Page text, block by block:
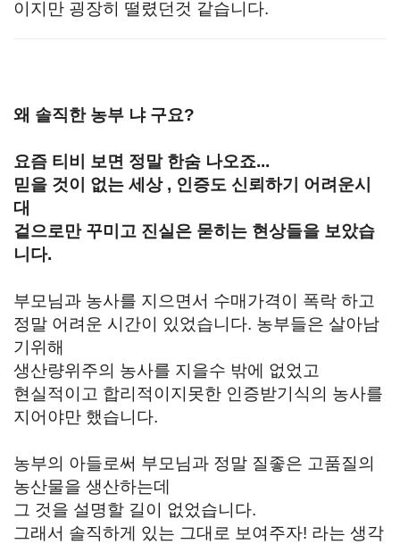
이지만 굉장히 떨렸던것 같습니다.
왜 솔직한 농부 냐 구요?
요즘 티비 보면 정말 한숨 나오죠...
믿을 것이 없는 세상 , 인증도 신뢰하기 어려운시
대
겉으로만 꾸미고 진실은 묻히는 현상들을 보았습
니다.
부모님과 농사를 지으면서 수매가격이 폭락 하고
정말 어려운 시간이 있었습니다. 농부들은 살아남
기위해
생산량위주의 농사를 지을수 밖에 없었고
현실적이고 합리적이지못한 인증받기식의 농사를
지어야만 했습니다.
농부의 아들로써 부모님과 정말 질좋은 고품질의
농산물을 생산하는데
그 것을 설명할 길이 없었습니다.
그래서 솔직하게 있는 그대로 보여주자! 라는 생각